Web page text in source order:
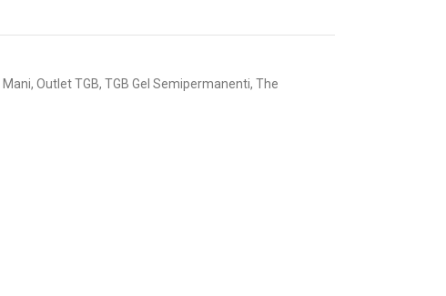
Mani, Outlet TGB, TGB Gel Semipermanenti, The